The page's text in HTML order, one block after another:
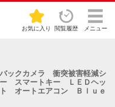
お気に入り 閲覧履歴 メニュー
クカメラ 衝突被害軽減シ
スマートキー ＬＥＤヘッ
オートエアコン Ｂｌｕｅ